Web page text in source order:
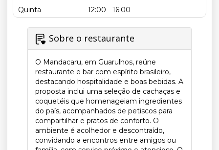
Quinta
12:00 - 16:00 -
Sobre o restaurante
O Mandacaru, em Guarulhos, reúne
restaurante e bar com espírito brasileiro,
destacando hospitalidade e boas bebidas. A
proposta inclui uma seleção de cachaças e
coquetéis que homenageiam ingredientes
do país, acompanhados de petiscos para
compartilhar e pratos de conforto. O
ambiente é acolhedor e descontraído,
convidando a encontros entre amigos ou